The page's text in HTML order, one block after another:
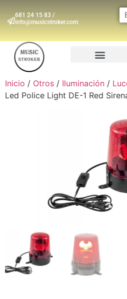
681 24 15 83 /
info@musicstroker.com
Inicio / Otros / Iluminación /
Led Police Light DE-1 Red